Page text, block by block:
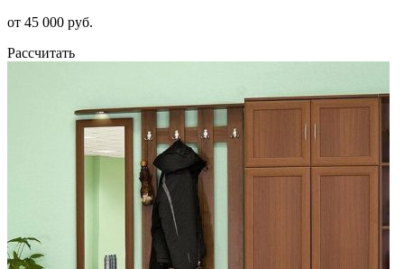
от 45 000 руб.
Рассчитать